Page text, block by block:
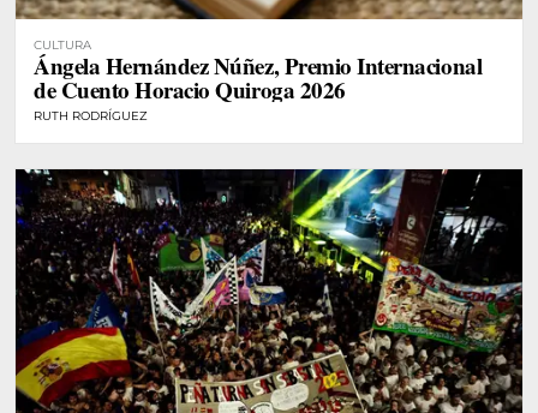
CULTURA
Ángela Hernández Núñez, Premio Internacional
de Cuento Horacio Quiroga 2026
RUTH RODRÍGUEZ